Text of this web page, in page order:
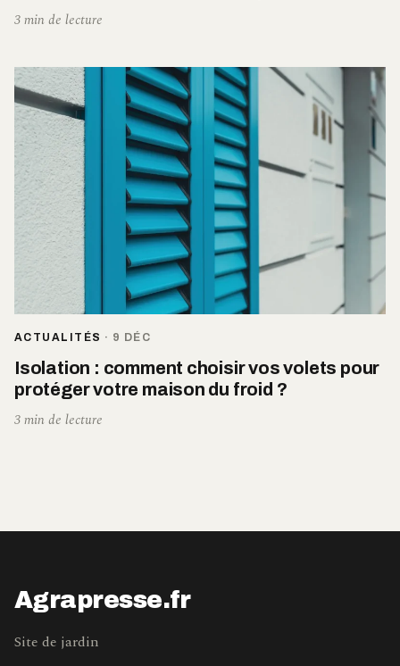
3 min de lecture
ACTUALITÉS · 9 DÉC
Isolation : comment choisir vos volets pour
protéger votre maison du froid ?
3 min de lecture
Agrapresse.fr
Site de jardin